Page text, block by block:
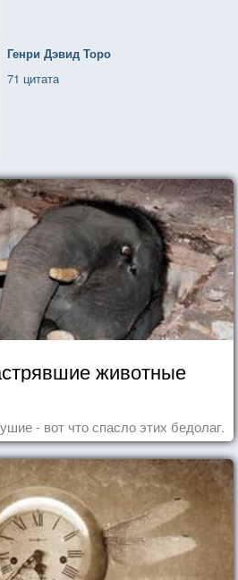
Генри Дэвид Торо
71 цитата
животные
- вот что спасло этих бедолаг.